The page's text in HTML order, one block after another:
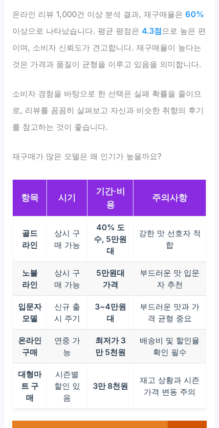
온라인 리뷰 1,000건 이상 분석 결과, 재구매율은60%
이상으로 나타났습니다. 평균 평점은4.3점으로 높은 편
이며, 소비자 신뢰도가 견고합니다. 재구매율이 높다는
것은 가격과 품질이 균형을 이루고 있음을 의미합니다.
소비자 경험을 바탕으로 한 선택은 실패 확률을 줄이므
로, 리뷰를 꼼꼼히 살펴보고 자신과 비슷한 취향의 후기
를 참고하는 것이 좋습니다.
재구매가 많은 모델은 왜 인기가 높을까요?
항목 시기
기간·비
용
주의사항
골드
라인
상시 구
매 가능
40% 도
수, 5만원
대
강한 맛 선호자 적
합
노블
라인
상시 구
매 가능
5만원대
가격
부드러운 맛 입문
자 추천
입문자
모델
신규 출
시 주기
3~4만원
대
부드러운 맛과 가
격 균형 중요
온라인
구매
연중 가
능
최저가 3
만 5천원
배송비 및 할인율
확인 필수
대형마
트 구
매
시즌별
할인 있
음
3만 8천원
재고 상황과 시즌
가격 변동 주의